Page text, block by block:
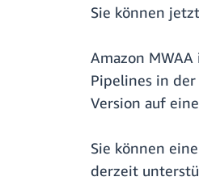
Sie können
Amazon
Pipelines in
Version auf
Sie können
derzeit